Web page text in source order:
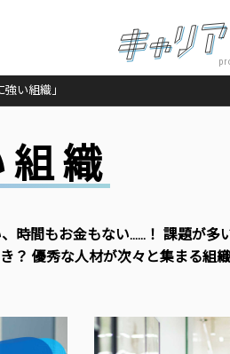
い組織」
織
時間もお金もない……！ 課題が多
？ 優秀な人材が次々と集まる組